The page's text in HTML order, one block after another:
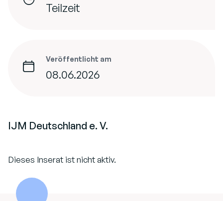
Teilzeit
Veröffentlicht am
08.06.2026
IJM Deutschland e. V.
Dieses Inserat ist nicht aktiv.